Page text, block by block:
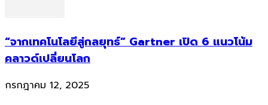
“จากเทคโนโลยีสู่กลยุทธ์” Gartner เปิด 6 แนวโน้ม
คลาวด์เปลี่ยนโลก
กรกฎาคม 12, 2025